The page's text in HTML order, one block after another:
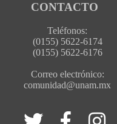
CONTACTO
Teléfonos:
(0155) 5622-6174
(0155) 5622-6176
Correo electrónico:
comunidad@unam.mx